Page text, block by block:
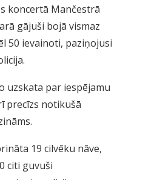
koncertā Mančestrā
gājuši bojā vismaz
50 ievainoti, paziņojusi
uzskata par iespējamu
precīzs notikušā
19 cilvēku nāve,
citi guvuši